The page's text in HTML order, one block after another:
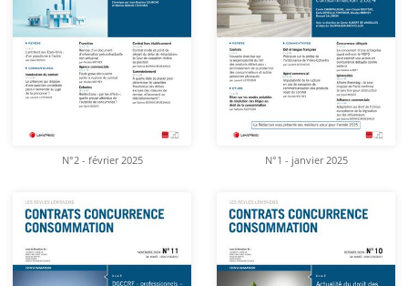
N°2 - février 2025 N°1 - janvier 2025